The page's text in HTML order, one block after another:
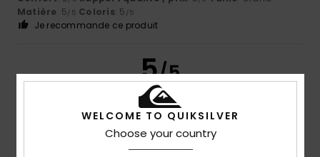
Matière: 5/5 Coloris: 5 /5
Je recommande ce produit
5/5
18 décembre 2025
La veste est légèrement plus grande.
WELCOME TO QUIKSILVER
Choose your country